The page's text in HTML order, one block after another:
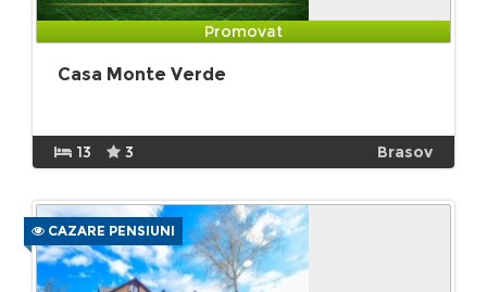
Promovat
Casa Monte Verde
13 3 Brasov
CAZARE PENSIUNI